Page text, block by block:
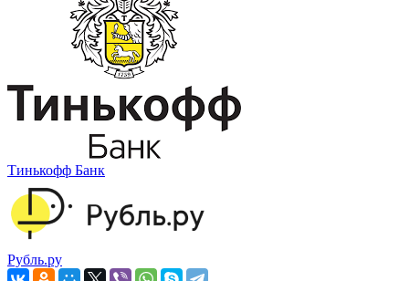
Тинькофф Банк
Рубль.ру